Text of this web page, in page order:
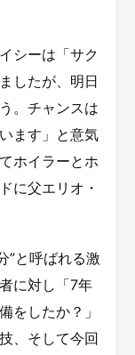
シーは「サク
したが、明日
。チャンスは
ます」と意気
ホイラーとホ
に父エリオ・
”と呼ばれる激
に対し「7年
をしたか？」
、そして今回